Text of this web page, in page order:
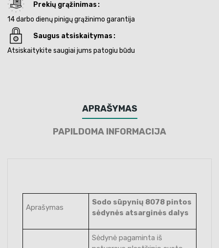
Prekių grąžinimas
14 darbo dienų pinigų grąžinimo garantija
Saugus atsiskaitymas
Atsiskaitykite saugiai jums patogiu būdu
APRAŠYMAS
PAPILDOMA INFORMACIJA
Aprašymas
Sodo sūpynių 8078 pintos
sėdynės atsarginės dalys
Sėdynė pagaminta iš